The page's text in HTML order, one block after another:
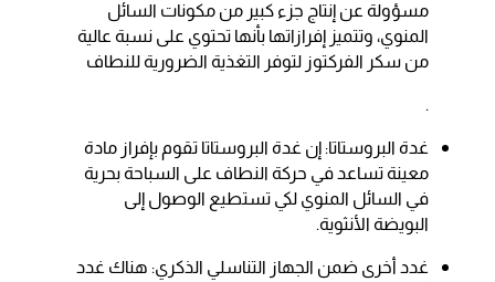
مسؤولة عن إنتاج جزء كبير من مكونات السائل
المنوي، وتتميز إفرازاتها بأنها تحتوي على نسبة عالية
من سكر الفركتوز لتوفر التغذية الضرورية للنطاف
.
غدة البروستاتا: إن غدة البروستاتا تقوم بإفراز مادة
معينة تساعد في حركة النطاف على السباحة بحرية
في السائل المنوي لكي تستطيع الوصول إلى
البويضة الأنثوية.
غدد أخرى ضمن الجهاز التناسلي الذكري: هناك غدد